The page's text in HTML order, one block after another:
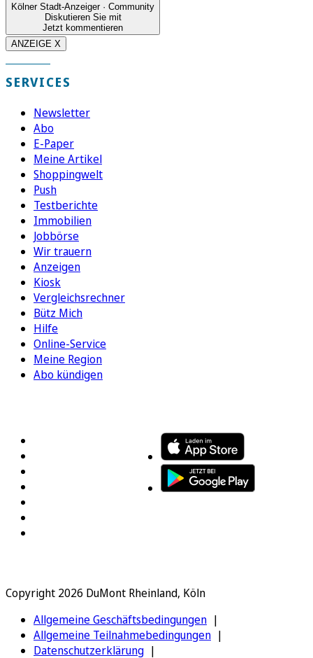
Kölner Stadt-Anzeiger · Community
Diskutieren Sie mit
Jetzt kommentieren
ANZEIGE X
SERVICES
Newsletter
Abo
E-Paper
Meine Artikel
Shoppingwelt
Push
Testberichte
Immobilien
Jobbörse
Wir trauern
Anzeigen
Kiosk
Vergleichsrechner
Bütz Mich
Hilfe
Online-Service
Meine Region
Abo kündigen
Copyright 2026 DuMont Rheinland, Köln
Allgemeine Geschäftsbedingungen
Allgemeine Teilnahmebedingungen
Datenschutzerklärung